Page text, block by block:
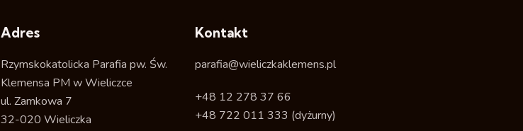
Adres
Rzymskokatolicka Parafia pw. Św.
Klemensa PM w Wieliczce
ul. Zamkowa 7
32-020 Wieliczka
Kontakt
parafia@wieliczkaklemens.pl
+48 12 278 37 66
+48 722 011 333 (dyżurny)